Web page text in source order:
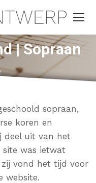
| Sopraan
sopraan,
koren en
deel uit van het
site was ietwat
zij vond het tijd voor
website.